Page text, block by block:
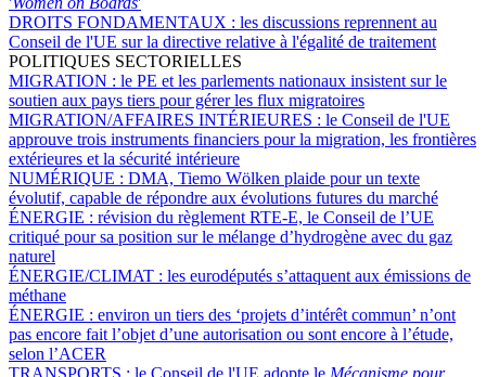
DROITS FONDAMENTAUX : les discussions reprennent au
Conseil de l'UE sur la directive relative à l'égalité de traitement
POLITIQUES SECTORIELLES
MIGRATION : le PE et les parlements nationaux insistent sur le
soutien aux pays tiers pour gérer les flux migratoires
MIGRATION/AFFAIRES INTÉRIEURES : le Conseil de l'UE
approuve trois instruments financiers pour la migration, les frontières
extérieures et la sécurité intérieure
NUMÉRIQUE : DMA, Tiemo Wölken plaide pour un texte
évolutif, capable de répondre aux évolutions futures du marché
ÉNERGIE : révision du règlement RTE-E, le Conseil de l’UE
critiqué pour sa position sur le mélange d’hydrogène avec du gaz
naturel
ÉNERGIE/CLIMAT : les eurodéputés s’attaquent aux émissions de
méthane
ÉNERGIE : environ un tiers des ‘projets d’intérêt commun’ n’ont
pas encore fait l’objet d’une autorisation ou sont encore à l’étude,
selon l’ACER
TRANSPORTS : le Conseil de l'UE adopte le Mécanisme pour